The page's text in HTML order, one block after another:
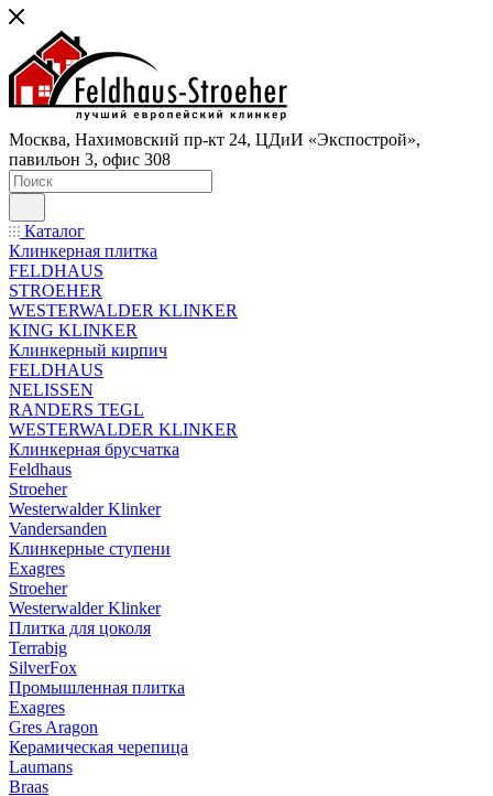
Москва, Нахимовский пр-кт 24, ЦДиИ «Экспострой»,
павильон 3, офис 308
Каталог
Клинкерная плитка
FELDHAUS
STROEHER
WESTERWALDER KLINKER
KING KLINKER
Клинкерный кирпич
FELDHAUS
NELISSEN
RANDERS TEGL
WESTERWALDER KLINKER
Клинкерная брусчатка
Feldhaus
Stroeher
Westerwalder Klinker
Vandersanden
Клинкерные ступени
Exagres
Stroeher
Westerwalder Klinker
Плитка для цоколя
Terrabig
SilverFox
Промышленная плитка
Exagres
Gres Aragon
Керамическая черепица
Laumans
Braas